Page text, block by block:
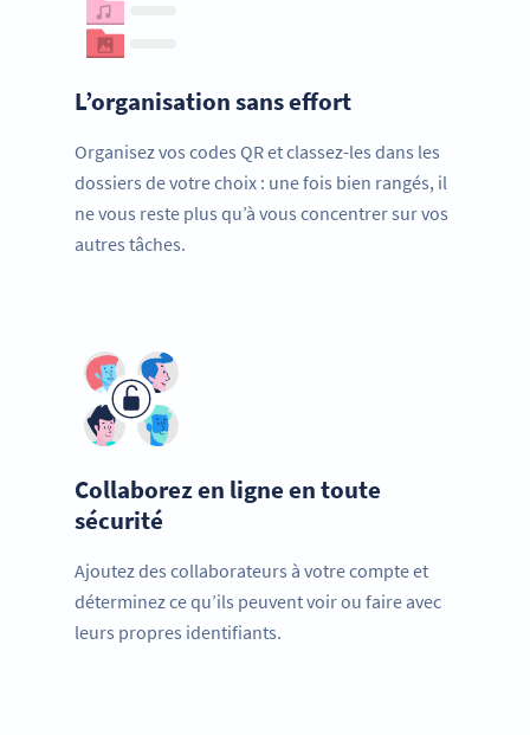
L’organisation sans effort
Organisez vos codes QR et classez-les dans les
dossiers de votre choix : une fois bien rangés, il
ne vous reste plus qu’à vous concentrer sur vos
autres tâches.
Collaborez en ligne en toute
sécurité
Ajoutez des collaborateurs à votre compte et
déterminez ce qu’ils peuvent voir ou faire avec
leurs propres identifiants.